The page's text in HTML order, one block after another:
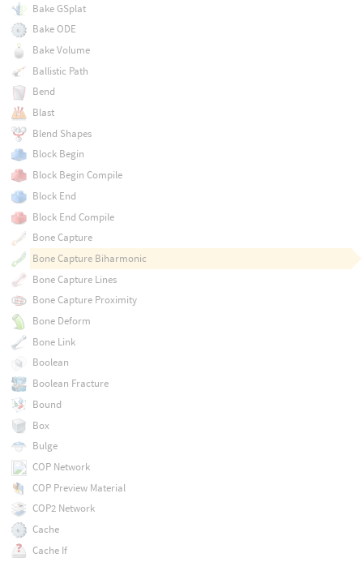
Bake GSplat
Bake ODE
Bake Volume
Ballistic Path
Bend
Blast
Blend Shapes
Block Begin
Block Begin Compile
Block End
Block End Compile
Bone Capture
Bone Capture Biharmonic
Bone Capture Lines
Bone Capture Proximity
Bone Deform
Bone Link
Boolean
Boolean Fracture
Bound
Box
Bulge
COP Network
COP Preview Material
COP2 Network
Cache
Cache If